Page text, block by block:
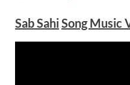
Sab SahiSong Music